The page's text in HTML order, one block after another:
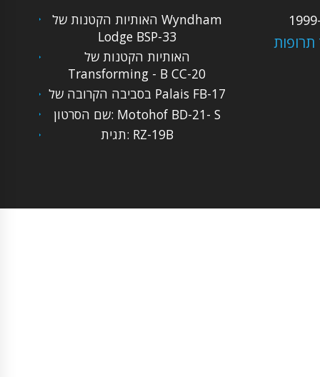
האותיות הקטנות של Wyndham
Lodge BSP-33
האותיות הקטנות של
Transforming - B CC-20
בסביבה הקרובה של Palais FB-17
שם הסרטון: Motohof BD-21- S
תגית: RZ-19B
תרופות